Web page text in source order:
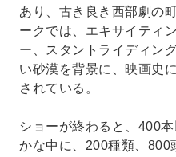
あり、古き良き西部劇の
ークでは、エキサイティ
ー、スタントライディン
い砂漠を背景に、映画史
されている。
ショーが終わると、400
かな中に、200種類、800